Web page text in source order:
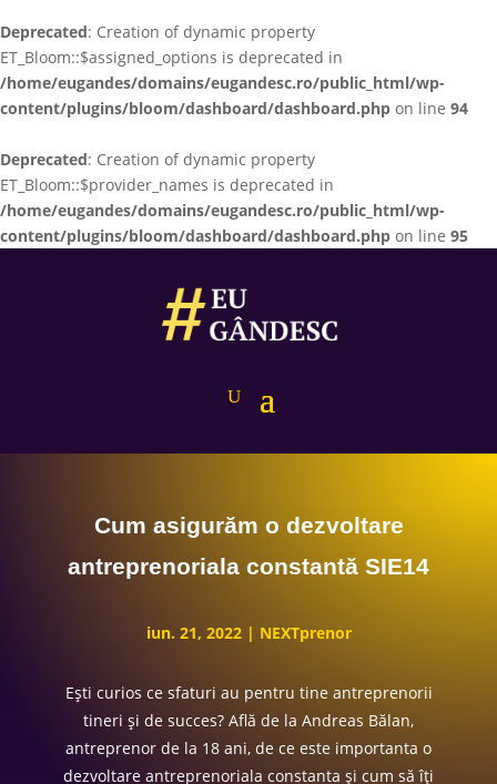
Deprecated: Creation of dynamic property
ET_Bloom::$assigned_options is deprecated in
/home/eugandes/domains/eugandesc.ro/public_html/wp-
content/plugins/bloom/dashboard/dashboard.php on line 94
Deprecated: Creation of dynamic property
ET_Bloom::$provider_names is deprecated in
/home/eugandes/domains/eugandesc.ro/public_html/wp-
content/plugins/bloom/dashboard/dashboard.php on line 95
Cum asigurăm o dezvoltare
antreprenoriala constantă SIE14
iun. 21, 2022| NEXTprenor
Ești curios ce sfaturi au pentru tine antreprenorii
tineri și de succes? Află de la Andreas Bălan,
antreprenor de la 18 ani, de ce este importanta o
dezvoltare antreprenoriala constanta și cum să îți